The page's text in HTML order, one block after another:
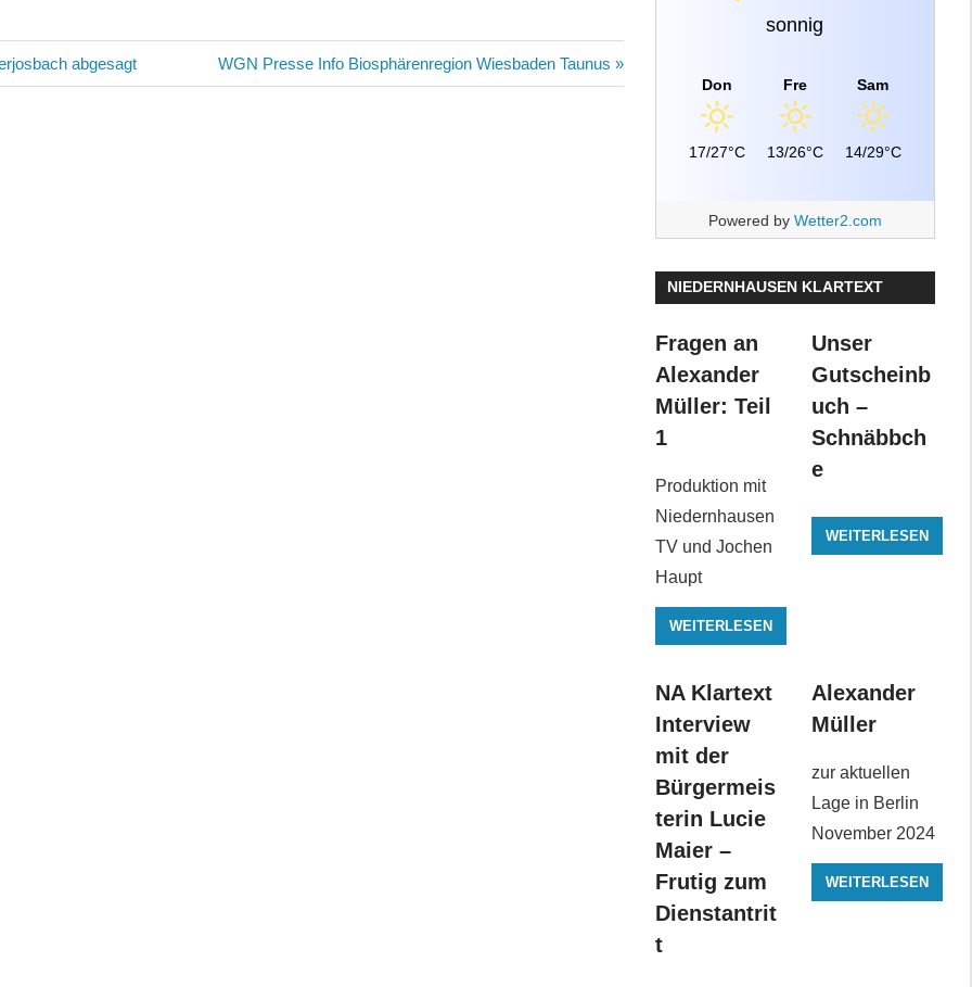
abgesagt
Nächster
Beitrag:
WGN Presse Info Biosphärenregion Wiesbaden Taunus
sonnig
Don
17/27°C
Fre
13/26°C
Sam
14/29°C
Powered by Wetter2.com
NIEDERNHAUSEN KLARTEXT
Fragen an
Alexander
Müller: Teil
1
Produktion mit
Niedernhausen
TV und Jochen
Haupt
WEITERLESEN
Unser
Gutscheinb
uch –
Schnäbbch
e
WEITERLESEN
NA Klartext
Interview
mit der
Bürgermeis
terin Lucie
Maier –
Frutig zum
Dienstantrit
t
Alexander
Müller
zur aktuellen
Lage in Berlin
November 2024
WEITERLESEN